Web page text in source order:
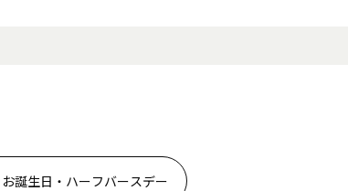
お誕生日・ハーフバースデー